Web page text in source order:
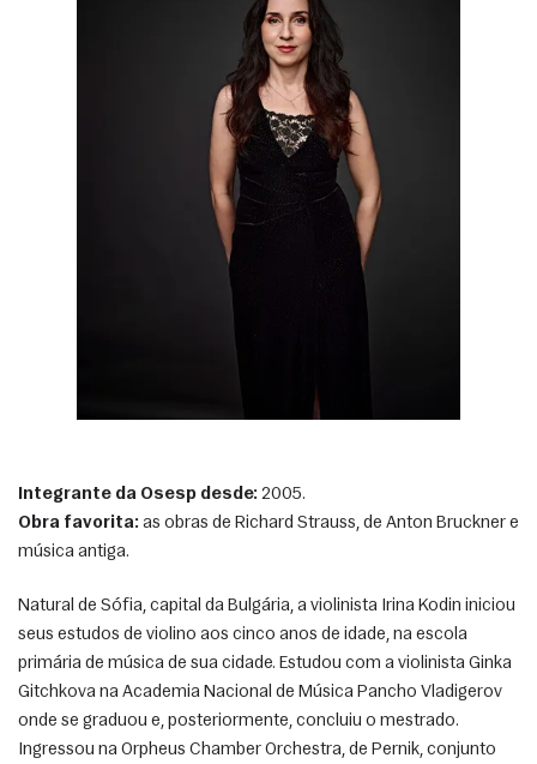
Integrante da Osesp desde: 2005.
Obra favorita: as obras de Richard Strauss, de Anton Bruckner e
música antiga.
Natural de Sófia, capital da Bulgária, a violinista Irina Kodin iniciou
seus estudos de violino aos cinco anos de idade, na escola
primária de música de sua cidade. Estudou com a violinista Ginka
Gitchkova na Academia Nacional de Música Pancho Vladigerov
onde se graduou e, posteriormente, concluiu o mestrado.
Ingressou na Orpheus Chamber Orchestra, de Pernik, conjunto